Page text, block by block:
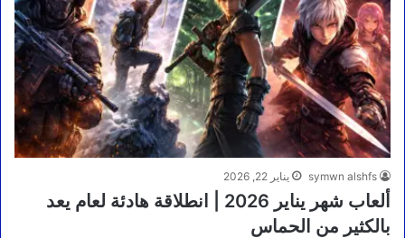
symwn alshfs يناير 22, 2026
ألعاب شهر يناير 2026 | انطلاقة هادئة لعام يعد
بالكثير من الحماس